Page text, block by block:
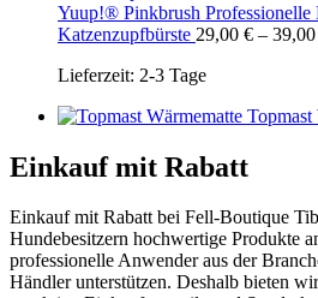
Yuup!® Pinkbrush Professionelle
Katzenzupfbürste 29,00 € – 39,00
Lieferzeit: 2-3 Tage
Topmast
Einkauf mit Rabatt
Einkauf mit Rabatt bei Fell-Boutique
Hundebesitzern hochwertige Produkte
professionelle Anwender aus der
Händler unterstützen. Deshalb bieten